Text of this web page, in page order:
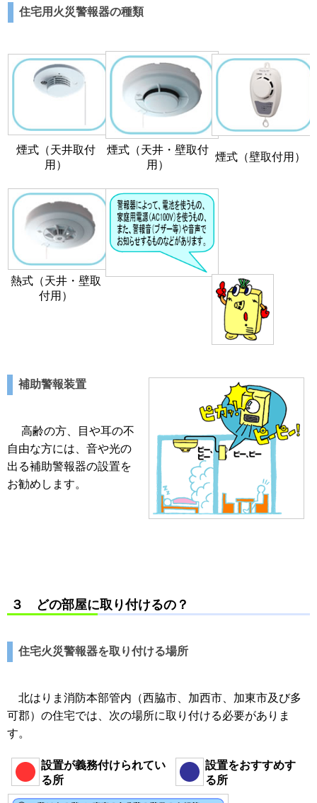
住宅用火災警報器の種類
煙式（天井取付
用）
煙式（天井・壁取付
用）
煙式（壁取付用）
熱式（天井・壁取
付用）
補助警報装置
高齢の方、目や耳の不
自由な方には、音や光の
出る補助警報器の設置を
お勧めします。
３ どの部屋に取り付けるの？
住宅火災警報器を取り付ける場所
北はりま消防本部管内（西脇市、加西市、加東市及び多
可郡）の住宅では、次の場所に取り付ける必要がありま
す。
設置が義務付けられてい
る所
設置をおすすめす
る所